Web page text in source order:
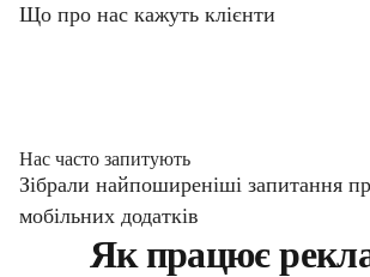
Що про нас кажуть клієнти
Нас часто запитують
Зібрали найпоширеніші запитання
мобільних додатків
Як працює